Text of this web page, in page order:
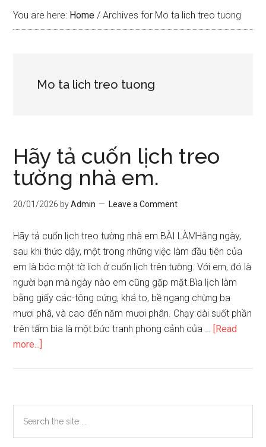
You are here: Home / Archives for Mo ta lich treo tuong
Mo ta lich treo tuong
Hãy tả cuốn lịch treo
tường nhà em.
20/01/2026 byAdmin Leave a Comment
Hãy tả cuốn lịch treo tường nhà em.BÀI LÀMHằng ngày,
sau khi thức dậy, một trong những việc làm đầu tiên của
em là bóc một tờ lich ở cuốn lịch trên tường. Với em, đó là
người bạn mà ngày nào em cũng gặp mặt.Bìa lịch làm
bằng giấy các-tông cứng, khá to, bề ngang chừng ba
mươi phâ, và cao đến năm mươi phân. Chạy dài suốt phần
trên tấm bìa là một bức tranh phong cảnh của … [Read
more...]
lịch
treo
tường
Primary
Sidebar
the